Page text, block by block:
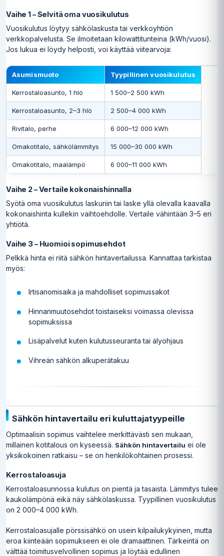
Vaihe 1 – Selvitä oma vuosikulutus
Vuosikulutus löytyy sähkölaskusta tai verkkoyhtiön
verkkopalvelusta. Se ilmoitetaan kilowattitunteina (kWh/vuosi).
Jos lukua ei löydy helposti, voi käyttää viitearvoja:
Asumismuoto Tyypillinen vuosikulutus
Kerrostaloasunto, 1 hlö 1 500–2 500 kWh
Kerrostaloasunto, 2–3 hlö 2 500–4 000 kWh
Rivitalo, perhe 6 000–12 000 kWh
Omakotitalo, sähkölämmitys 15 000–30 000 kWh
Omakotitalo, maalämpö 6 000–11 000 kWh
Vaihe 2 – Vertaile kokonaishinnalla
Syötä oma vuosikulutus laskuriin tai laske yllä olevalla kaavalla
kokonaishinta kullekin vaihtoehdolle. Vertaile vähintään 3–5 eri
yhtiötä.
Vaihe 3 – Huomioi sopimusehdot
Pelkkä hinta ei riitä sähkön hintavertailussa. Kannattaa tarkistaa
myös:
Irtisanomisaika ja mahdolliset sopimussakot
Hinnanmuutosehdot toistaiseksi voimassa olevissa
sopimuksissa
Lisäpalvelut kuten kulutusseuranta tai älyohjaus
Vihreän sähkön alkuperätakuu
Sähkön hintavertailu eri kuluttajatyypeille
Optimaalisin sopimus vaihtelee merkittävästi sen mukaan,
millainen kotitalous on kyseessä. Sähkön hintavertailu ei ole
yksikokoinen ratkaisu – se on henkilökohtainen prosessi.
Kerrostaloasuja
Kerrostaloasunnossa kulutus on pientä ja tasaista. Lämmitys tulee
kaukolämpönä eikä näy sähkölaskussa. Tyypillinen vuosikulutus
on 2 000–4 000 kWh.
Kerrostaloasujalle pörssisähkö on usein kilpailukykyinen, mutta
eroa kiinteään sopimukseen ei ole dramaattinen. Tärkeintä on
välttää toimitusvelvollinen sopimus ja löytää edullinen